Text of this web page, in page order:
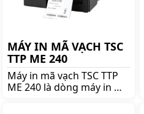
MÁY IN MÃ VẠCH TSC
TTP ME 240
Máy in mã vạch TSC TTP
ME 240 là dòng máy in mã